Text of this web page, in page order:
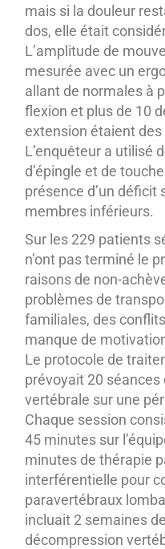
mais si la douleur
dos, elle était
L’amplitude de
mesurée avec un
allant de normales à
flexion et plus de 10
extension étaient
L’enquêteur a utilisé
d’épingle et de
présence d’un déficit
membres inférieurs.
Sur les 229 patients
n’ont pas terminé le
raisons de non-
problèmes de
familiales, des
manque de
Le protocole de
prévoyait 20
vertébrale sur une
Chaque session
45 minutes sur
minutes de thérapie
interférentielle pour
paravertébraux
incluait 2 semaines
décompression